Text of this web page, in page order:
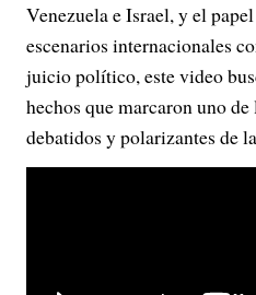
Venezuela e Israel, y el
escenarios internacionales
juicio político, este video
hechos que marcaron uno
debatidos y polarizantes de